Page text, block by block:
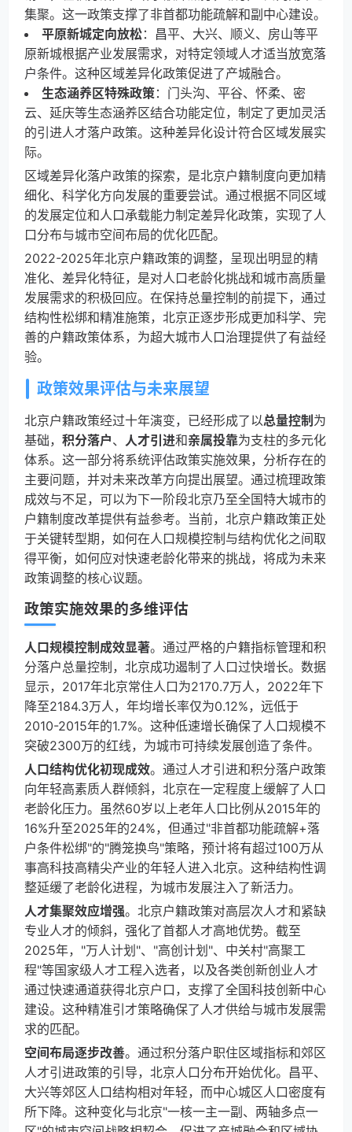
集聚。这一政策支撑了非首都功能疏解和副中心建设。
平原新城定向放松：昌平、大兴、顺义、房山等平
原新城根据产业发展需求，对特定领域人才适当放宽落
户条件。这种区域差异化政策促进了产城融合。
生态涵养区特殊政策：门头沟、平谷、怀柔、密
云、延庆等生态涵养区结合功能定位，制定了更加灵活
的引进人才落户政策。这种差异化设计符合区域发展实
际。
区域差异化落户政策的探索，是北京户籍制度向更加精
细化、科学化方向发展的重要尝试。通过根据不同区域
的发展定位和人口承载能力制定差异化政策，实现了人
口分布与城市空间布局的优化匹配。
2022-2025年北京户籍政策的调整，呈现出明显的精
准化、差异化特征，是对人口老龄化挑战和城市高质量
发展需求的积极回应。在保持总量控制的前提下，通过
结构性松绑和精准施策，北京正逐步形成更加科学、完
善的户籍政策体系，为超大城市人口治理提供了有益经
验。
政策效果评估与未来展望
北京户籍政策经过十年演变，已经形成了以总量控制 为
基础， 积分落户、 人才引进和亲属投靠为支柱的多元化
体系。这一部分将系统评估政策实施效果，分析存在的
主要问题，并对未来改革方向提出展望。通过梳理政策
成效与不足，可以为下一阶段北京乃至全国特大城市的
户籍制度改革提供有益参考。当前，北京户籍政策正处
于关键转型期，如何在人口规模控制与结构优化之间取
得平衡，如何应对快速老龄化带来的挑战，将成为未来
政策调整的核心议题。
政策实施效果的多维评估
人口规模控制成效显著。通过严格的户籍指标管理和积
分落户总量控制，北京成功遏制了人口过快增长。数据
显示，2017年北京常住人口为2170.7万人，2022年下
降至2184.3万人，年均增长率仅为0.12%，远低于
2010-2015年的1.7%。这种低速增长确保了人口规模不
突破2300万的红线，为城市可持续发展创造了条件。
人口结构优化初现成效。通过人才引进和积分落户政策
向年轻高素质人群倾斜，北京在一定程度上缓解了人口
老龄化压力。虽然60岁以上老年人口比例从2015年的
16%升至2025年的24%，但通过"非首都功能疏解+落
户条件松绑"的"腾笼换鸟"策略，预计将有超过100万从
事高科技高精尖产业的年轻人进入北京。这种结构性调
整延缓了老龄化进程，为城市发展注入了新活力。
人才集聚效应增强。北京户籍政策对高层次人才和紧缺
专业人才的倾斜，强化了首都人才高地优势。截至
2025年，"万人计划"、"高创计划"、中关村"高聚工
程"等国家级人才工程入选者，以及各类创新创业人才
通过快速通道获得北京户口，支撑了全国科技创新中心
建设。这种精准引才策略确保了人才供给与城市发展需
求的匹配。
空间布局逐步改善。通过积分落户职住区域指标和郊区
人才引进政策的引导，北京人口分布开始优化。昌平、
大兴等郊区人口结构相对年轻，而中心城区人口密度有
所下降。这种变化与北京"一核一主一副、两轴多点一